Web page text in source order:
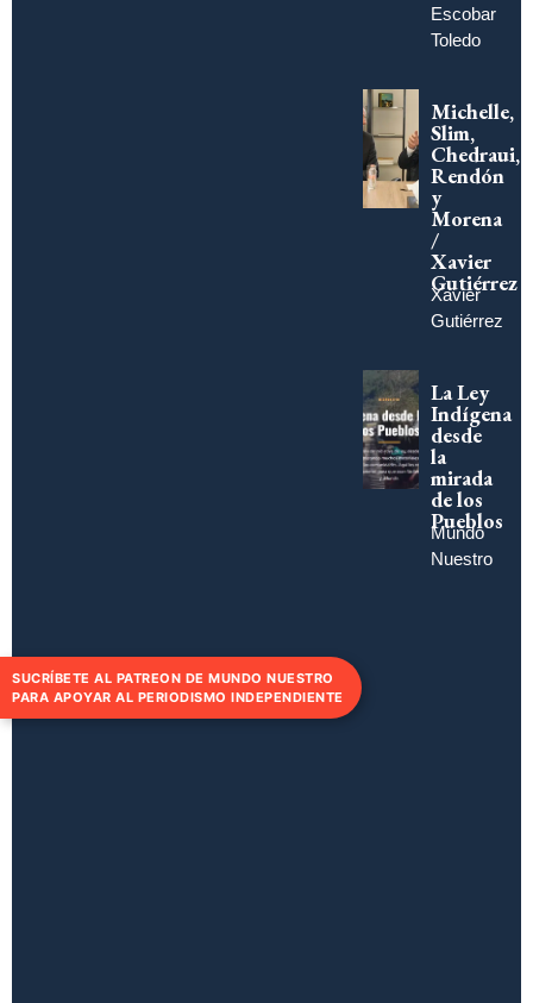
Escobar
Toledo
Michelle,
Slim,
Chedraui,
Rendón
y
Morena
/
Xavier
Gutiérrez
Xavier
Gutiérrez
La Ley
Indígena
desde
la
mirada
de los
Pueblos
Mundo
Nuestro
SUCRÍBETE AL PATREON DE MUNDO NUESTRO
PARA APOYAR AL PERIODISMO INDEPENDIENTE